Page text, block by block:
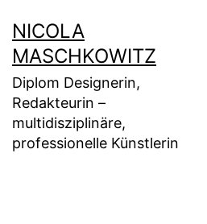
Inhalt
springen
NICOLA
MASCHKOWITZ
Diplom Designerin,
Redakteurin –
multidisziplinäre,
professionelle Künstlerin